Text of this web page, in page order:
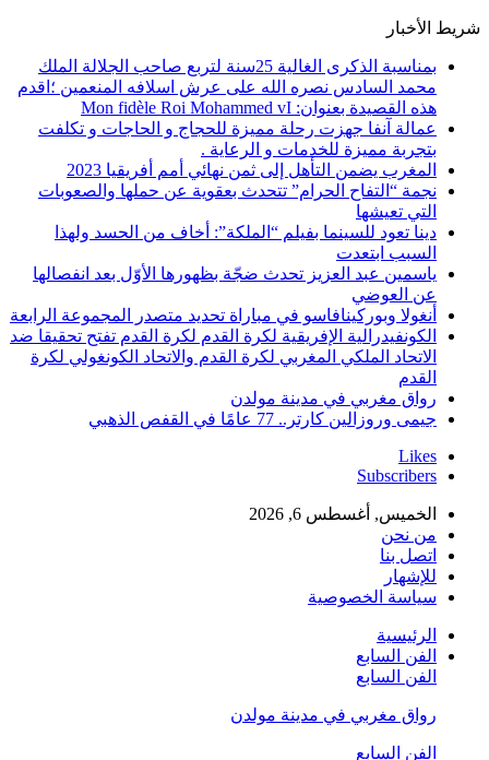
شريط الأخبار
بمناسبة الذكرى الغالية 25سنة لتربع صاحب الجلالة الملك
محمد السادس نصره الله على عرش اسلافه المنعمين ؛اقدم
هذه القصيدة بعنوان: Mon fidèle Roi Mohammed vI
عمالة آنفا جهزت رحلة مميزة للحجاج و الحاجات و تكلفت
بتجربة مميزة للخدمات و الرعاية .
المغرب يضمن التأهل إلى ثمن نهائي أمم أفريقيا 2023
نجمة “التفاح الحرام” تتحدث بعقوية عن حملها والصعوبات
التي تعيشها
دينا تعود للسينما بفيلم “الملكة”: أخاف من الحسد ولهذا
السبب ابتعدت
ياسمين عبد العزيز تحدث ضجّة بظهورها الأوّل بعد انفصالها
عن العوضي
أنغولا وبوركينافاسو في مباراة تحديد متصدر المجموعة الرابعة
الكونفيدرالية الإفريقية لكرة القدم لكرة القدم تفتح تحقيقا ضد
الاتحاد الملكي المغربي لكرة القدم والاتحاد الكونغولي لكرة
القدم
رواق مغربي في مدينة مولدن
جيمى وروزالين كارتر.. 77 عامًا في القفص الذهبي
Likes
Subscribers
الخميس, أغسطس 6, 2026
من نحن
اتصل بنا
للإشهار
سياسة الخصوصية
الرئيسية
الفن السابع
الفن السابع
رواق مغربي في مدينة مولدن
الفن السابع